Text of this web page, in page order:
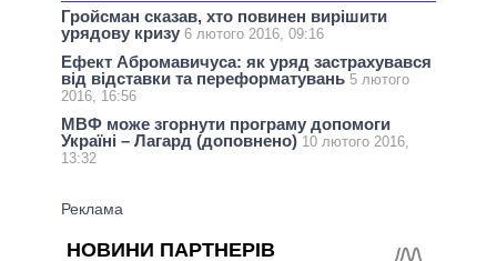
Гройсман сказав, хто повинен вирішити
урядову кризу 6 лютого 2016, 09:16
Ефект Абромавичуса: як уряд застрахувався
від відставки та переформатувань 5 лютого
2016, 16:56
МВФ може згорнути програму допомоги
Україні – Лагард (доповнено) 10 лютого 2016,
13:32